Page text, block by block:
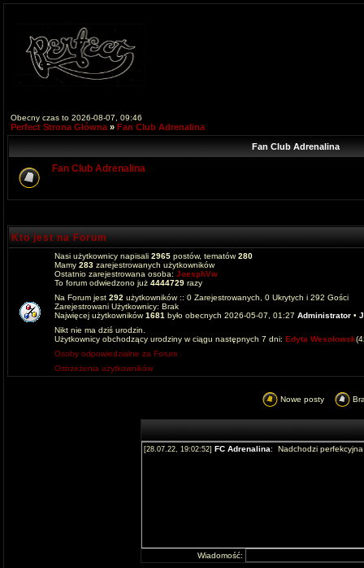
Obecny czas to 2026-08-07, 09:46
Perfect Strona Główna » Fan Club Adrenalina
Fan Club Adrenalina
Fan Club Adrenalina
Kto jest na Forum
Nasi użytkownicy napisali 2965 postów, tematów280
Mamy 283 zarejestrowanych użytkowników
Ostatnio zarejestrowana osoba: JoesphVw
To forum odwiedzono już 4444729 razy
Na Forum jest 292 użytkowników :: 0 Zarejestrowanych, 0 Ukrytych i 292 Gości
Zarejestrowani Użytkownicy: Brak
Najwięcej użytkowników1681 było obecnych 2026-05-07, 01:27 Administrator •
Nikt nie ma dziś urodzin.
Użytkownicy obchodzący urodziny w ciągu następnych 7 dni: Edyta Wesolowsk
Osoby odpowiedzialne za Forum
Ostrzeżenia użytkowników
Nowe posty
Wiadomość: